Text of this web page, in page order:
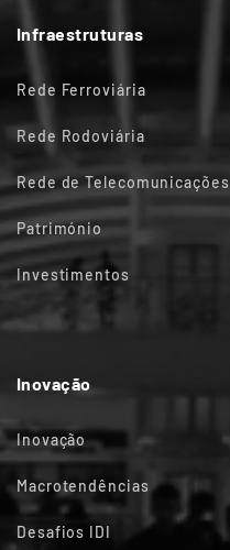
Infraestruturas
Rede Ferroviária
Rede Rodoviária
Rede de Telecomunicações
Património
Investimentos
Inovação
Inovação
Macrotendências
Desafios IDI